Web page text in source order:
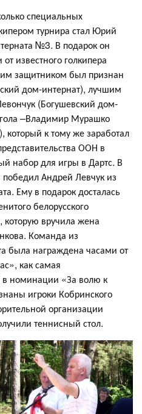
специальных
турнира стал Юрий
№3. В подарок он
известного голкипера
защитником был признан
дом-интернат), лучшим
(Богушевский дом-
–Владимир Мурашко
к тому же заработал
ООН в
набор для игры в Дартс. В
Андрей Левчук из
Ему в подарок досталась
белорусского
которую вручила жена
Команда из
была награждена часами от
как самая
номинации «За волю к
игроки Кобринского
организации
теннисный стол.